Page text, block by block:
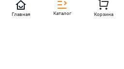
Главная Каталог Корзина